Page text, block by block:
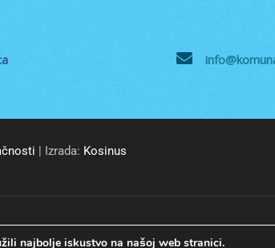
| Izrada: Kosinus
Koprivnica d.o.o. Sva prava pridržana.
najbolje iskustvo na našoj web stranici.